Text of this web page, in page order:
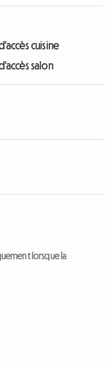
cuisine
salon
lorsque la